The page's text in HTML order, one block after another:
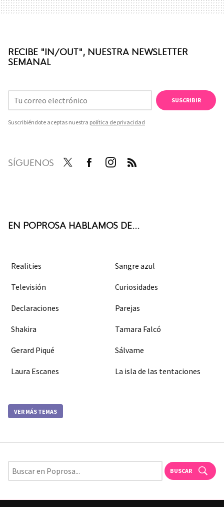
RECIBE "IN/OUT", NUESTRA NEWSLETTER
SEMANAL
SUSCRIBIR
Suscribiéndote aceptas nuestra política de privacidad
SÍGUENOS
EN POPROSA HABLAMOS DE...
Realities Sangre azul
Televisión Curiosidades
Declaraciones Parejas
Shakira Tamara Falcó
Gerard Piqué Sálvame
Laura Escanes La isla de las tentaciones
VER MÁS TEMAS
BUSCAR